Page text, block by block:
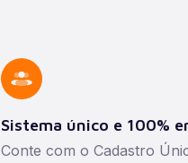
Sistema único e 100%
Conte com o Cadastro